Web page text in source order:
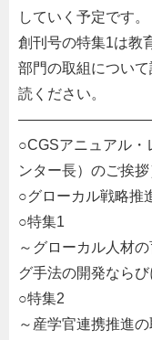
していく予定です。
創刊号の特集1は教
部門の取組につい
読ください。
○CGSアニュアル・
ンター長）のご挨拶
○グローカル戦略推
○特集1
～グローカル人材
グ手法の開発なら
○特集2
～産学官連携推進